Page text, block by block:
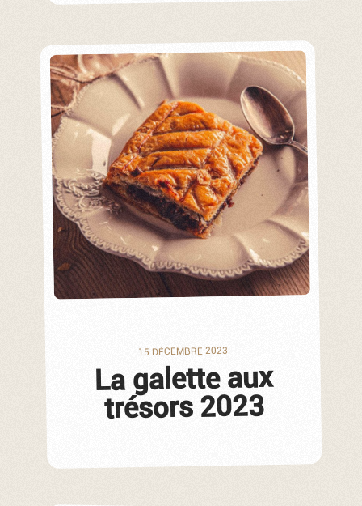
15 DÉCEMBRE 2023
La galette aux
trésors 2023